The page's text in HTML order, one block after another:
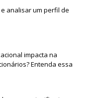
analisar um perfil de
impacta na
Entenda essa